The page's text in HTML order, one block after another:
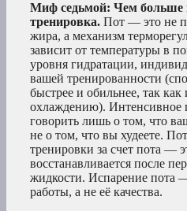
Миф седьмой: Чем больше
тренировка. Пот — это не
жира, а механизм
зависит от температуры в
уровня гидратации,
вашей тренированности
быстрее и обильнее, так
охлаждению). Интенсивное
говорить лишь о том, что
не о том, что вы худеете.
тренировки за счет пота —
восстанавливается после
жидкости. Испарение пота
работы, а не её качества.